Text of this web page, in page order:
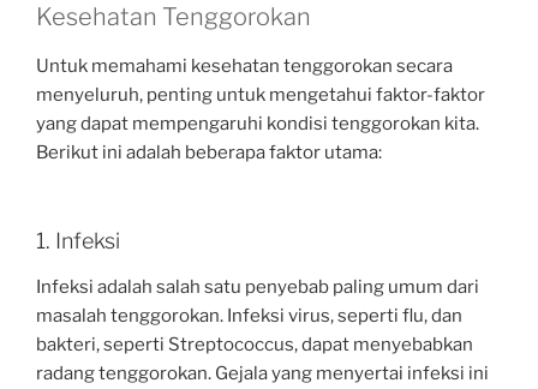
Kesehatan Tenggorokan
Untuk memahami kesehatan tenggorokan secara
menyeluruh, penting untuk mengetahui faktor-faktor
yang dapat mempengaruhi kondisi tenggorokan kita.
Berikut ini adalah beberapa faktor utama:
1. Infeksi
Infeksi adalah salah satu penyebab paling umum dari
masalah tenggorokan. Infeksi virus, seperti flu, dan
bakteri, seperti Streptococcus, dapat menyebabkan
radang tenggorokan. Gejala yang menyertai infeksi ini